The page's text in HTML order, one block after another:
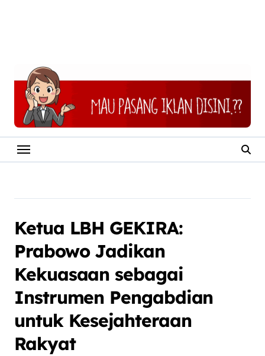
Ketua LBH GEKIRA:
Prabowo Jadikan
Kekuasaan sebagai
Instrumen Pengabdian
untuk Kesejahteraan
Rakyat